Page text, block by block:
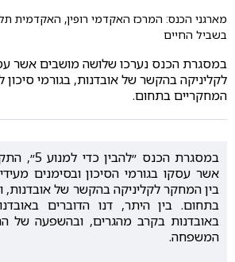
מארגני הכנס: המרכז האקדמי רופין, האקדמית
בשביל החיים
במסגרת הכנס נערכו שלושה מושבים אשר
לקליניקה בהקשר של אובדנות, בגורמי סיכון
המחקריים בתחום.
במסגרת הכנס
אשר עסקו בגורמי הסיכון ובסימנים
בין המחקר לקליניקה בהקשר של אובדנות,
בתחום. בין היתר, דנו הדוברים
באובדנות בקרב מהגרים, ובהשפעה של
המשפחה.